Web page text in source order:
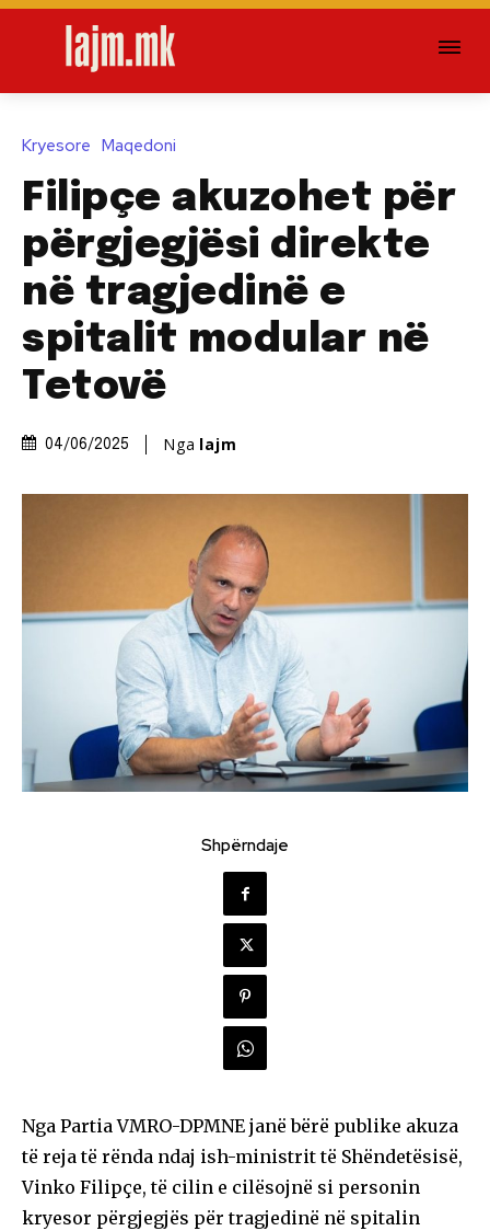
Kryesore Maqedoni
Filipçe akuzohet për
përgjegjësi direkte
në tragjedinë e
spitalit modular në
Tetovë
04/06/2025 Nga lajm
Shpërndaje
Nga Partia VMRO-DPMNE janë bërë publike akuza
të reja të rënda ndaj ish-ministrit të Shëndetësisë,
Vinko Filipçe, të cilin e cilësojnë si personin
kryesor përgjegjës për tragjedinë në spitalin